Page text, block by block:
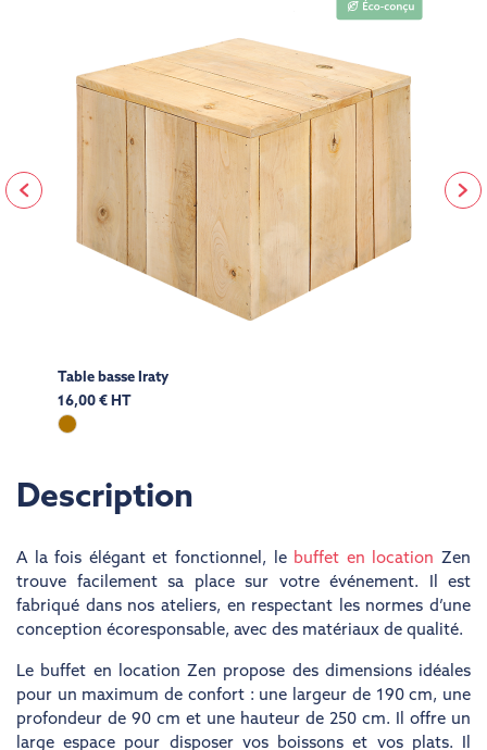
Table basse Iraty
16,00 € HT
Description
A la fois élégant et fonctionnel, le buffet en location Zen
trouve facilement sa place sur votre événement. Il est
fabriqué dans nos ateliers, en respectant les normes d’une
conception écoresponsable, avec des matériaux de qualité.
Le buffet en location Zen propose des dimensions idéales
pour un maximum de confort : une largeur de 190 cm, une
profondeur de 90 cm et une hauteur de 250 cm. Il offre un
large espace pour disposer vos boissons et vos plats. Il